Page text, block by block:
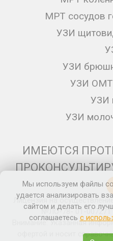
МРТ сосудов
УЗИ
УЗИ
УЗИ ОМТ
УЗИ
УЗИ
ИМЕЮТСЯ
Лицензия на
№ЛО-78- 01-007271
Внимание: Указанная
офертой и носит
Мы используем файлы
удается анализировать
сайтом и делать его
соглашаетесь с